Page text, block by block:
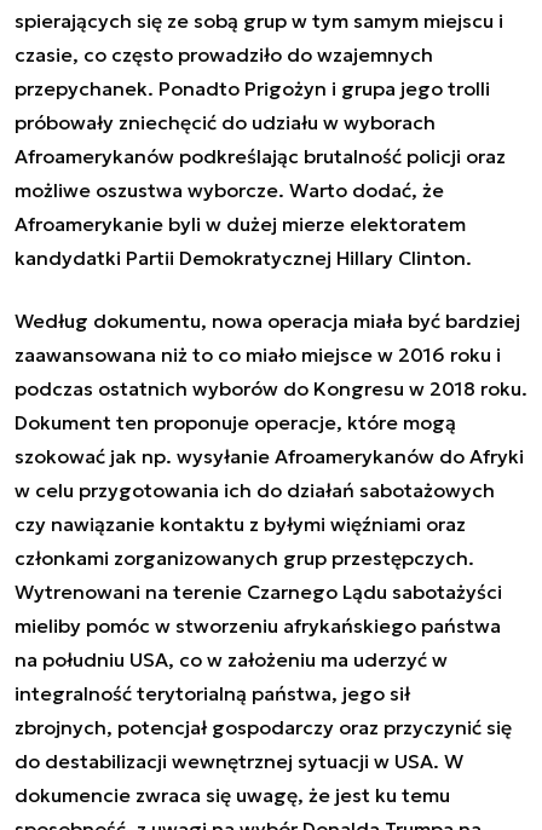
spierających się ze sobą grup w tym samym miejscu i
czasie, co często prowadziło do wzajemnych
przepychanek. Ponadto Prigożyn i grupa jego trolli
próbowały zniechęcić do udziału w wyborach
Afroamerykanów podkreślając brutalność policji oraz
możliwe oszustwa wyborcze. Warto dodać, że
Afroamerykanie byli w dużej mierze elektoratem
kandydatki Partii Demokratycznej Hillary Clinton.
Według dokumentu, nowa operacja miała być bardziej
zaawansowana niż to co miało miejsce w 2016 roku i
podczas ostatnich wyborów do Kongresu w 2018 roku.
Dokument ten proponuje operacje, które mogą
szokować jak np. wysyłanie Afroamerykanów do Afryki
w celu przygotowania ich do działań sabotażowych
czy nawiązanie kontaktu z byłymi więźniami oraz
członkami zorganizowanych grup przestępczych.
Wytrenowani na terenie Czarnego Lądu sabotażyści
mieliby pomóc w stworzeniu afrykańskiego państwa
na południu USA, co w założeniu ma uderzyć w
integralność terytorialną państwa, jego sił
zbrojnych, potencjał gospodarczy oraz przyczynić się
do destabilizacji wewnętrznej sytuacji w USA. W
dokumencie zwraca się uwagę, że jest ku temu